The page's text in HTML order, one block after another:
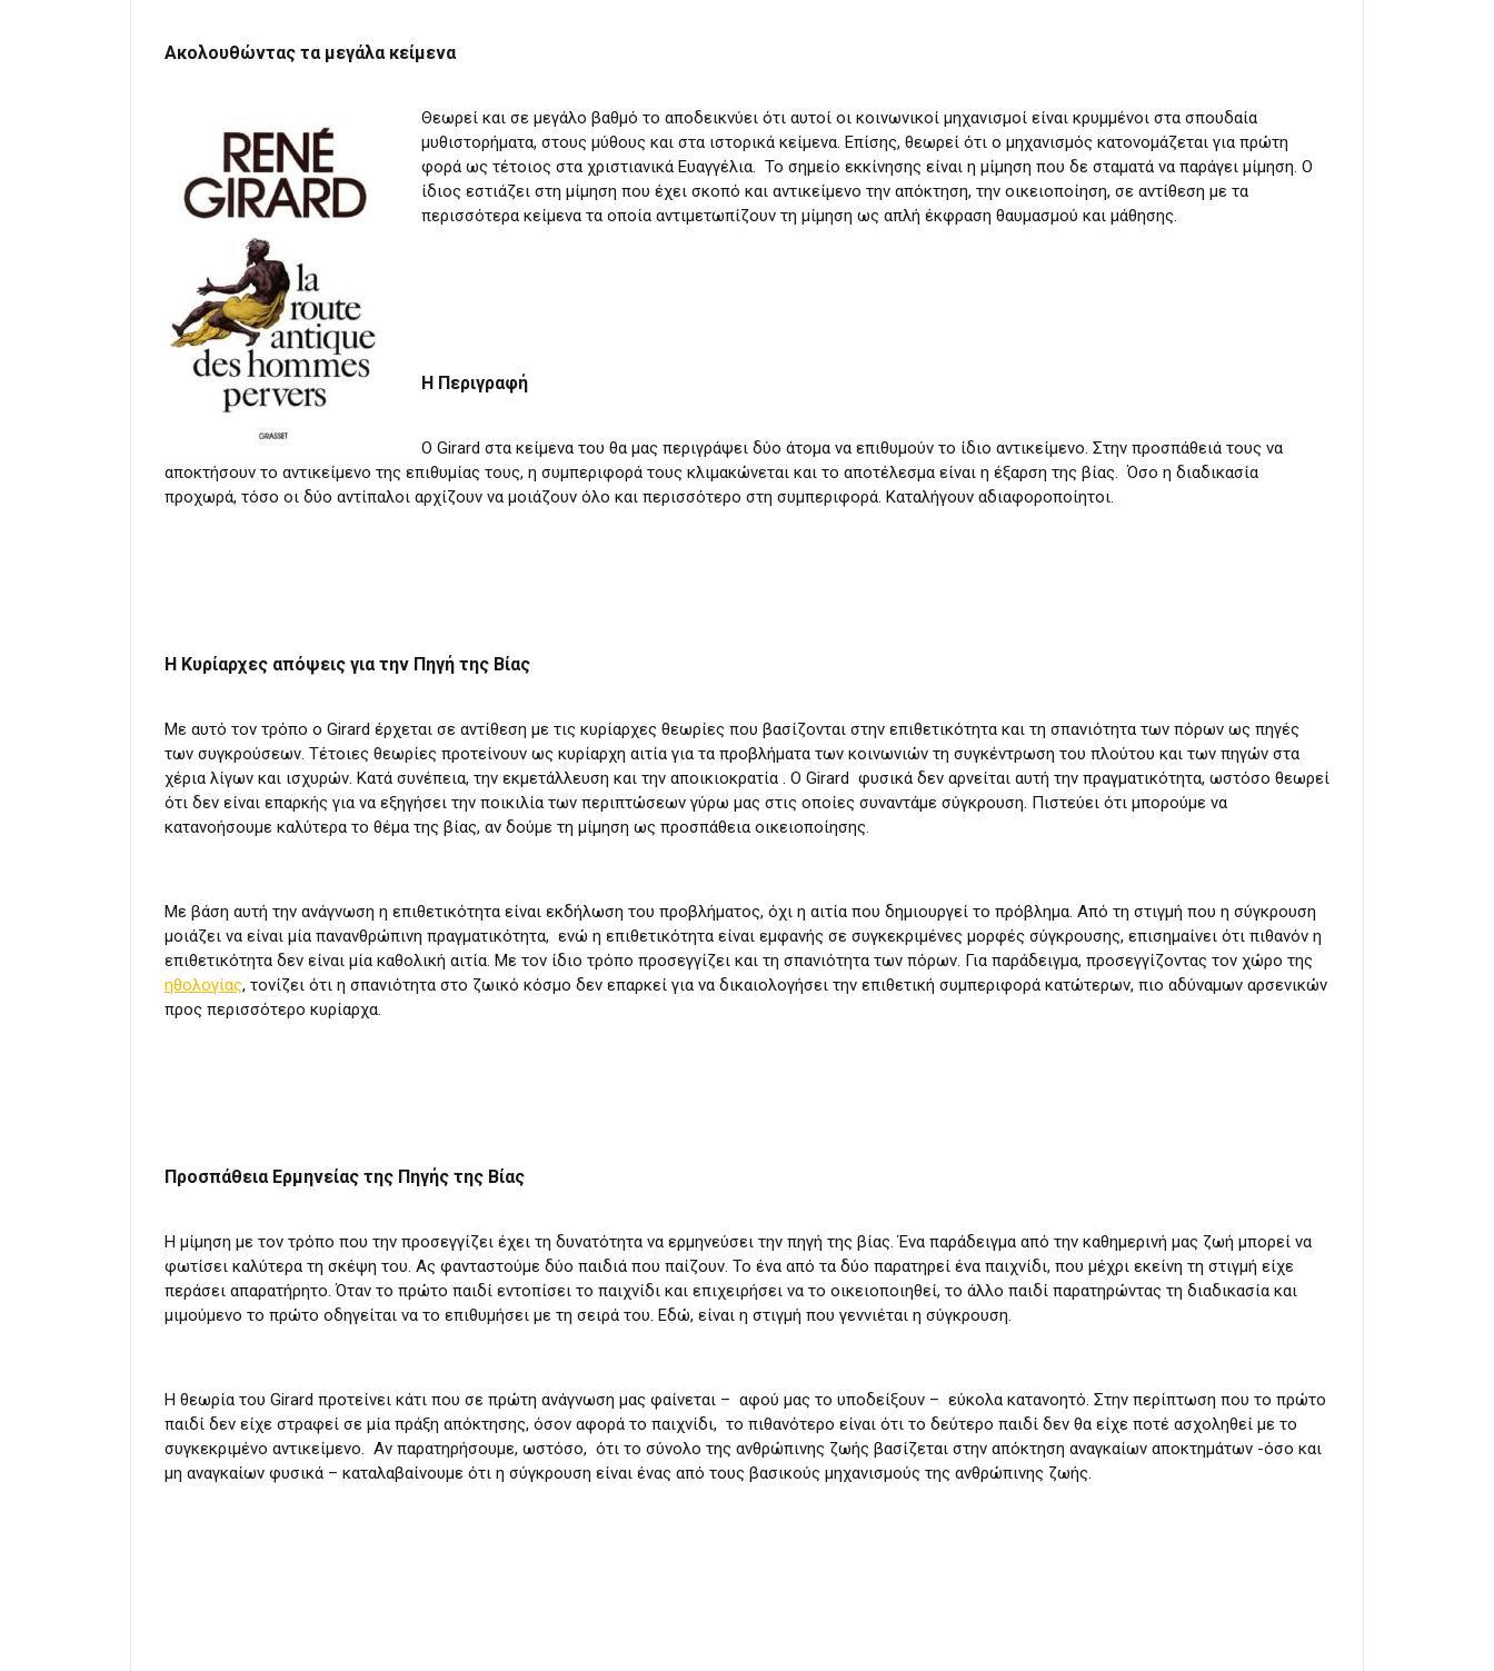
Ακολουθώντας τα μεγάλα κείμενα
Θεωρεί και σε μεγάλο βαθμό το αποδεικνύει ότι αυτοί οι κοινωνικοί μηχανισμοί είναι κρυμμένοι στα σπουδαία
μυθιστορήματα, στους μύθους και στα ιστορικά κείμενα. Επίσης, θεωρεί ότι ο μηχανισμός κατονομάζεται για πρώτη
φορά ως τέτοιος στα χριστιανικά Ευαγγέλια. Το σημείο εκκίνησης είναι η μίμηση που δε σταματά να παράγει μίμηση. Ο
ίδιος εστιάζει στη μίμηση που έχει σκοπό και αντικείμενο την απόκτηση, την οικειοποίηση, σε αντίθεση με τα
περισσότερα κείμενα τα οποία αντιμετωπίζουν τη μίμηση ως απλή έκφραση θαυμασμού και μάθησης.
Η Περιγραφή
Ο Girard στα κείμενα του θα μας περιγράψει δύο άτομα να επιθυμούν το ίδιο αντικείμενο. Στην προσπάθειά τους να
αποκτήσουν το αντικείμενο της επιθυμίας τους, η συμπεριφορά τους κλιμακώνεται και το αποτέλεσμα είναι η έξαρση της βίας. Όσο η διαδικασία
προχωρά, τόσο οι δύο αντίπαλοι αρχίζουν να μοιάζουν όλο και περισσότερο στη συμπεριφορά. Καταλήγουν αδιαφοροποίητοι.
Η Κυρίαρχες απόψεις για την Πηγή της Βίας
Με αυτό τον τρόπο ο Girard έρχεται σε αντίθεση με τις κυρίαρχες θεωρίες που βασίζονται στην επιθετικότητα και τη σπανιότητα των πόρων ως πηγές
των συγκρούσεων. Τέτοιες θεωρίες προτείνουν ως κυρίαρχη αιτία για τα προβλήματα των κοινωνιών τη συγκέντρωση του πλούτου και των πηγών στα
χέρια λίγων και ισχυρών. Κατά συνέπεια, την εκμετάλλευση και την αποικιοκρατία . Ο Girard φυσικά δεν αρνείται αυτή την πραγματικότητα, ωστόσο θεωρεί
ότι δεν είναι επαρκής για να εξηγήσει την ποικιλία των περιπτώσεων γύρω μας στις οποίες συναντάμε σύγκρουση. Πιστεύει ότι μπορούμε να
κατανοήσουμε καλύτερα το θέμα της βίας, αν δούμε τη μίμηση ως προσπάθεια οικειοποίησης.
Με βάση αυτή την ανάγνωση η επιθετικότητα είναι εκδήλωση του προβλήματος, όχι η αιτία που δημιουργεί το πρόβλημα. Από τη στιγμή που η σύγκρουση
μοιάζει να είναι μία πανανθρώπινη πραγματικότητα, ενώ η επιθετικότητα είναι εμφανής σε συγκεκριμένες μορφές σύγκρουσης, επισημαίνει ότι πιθανόν η
επιθετικότητα δεν είναι μία καθολική αιτία. Με τον ίδιο τρόπο προσεγγίζει και τη σπανιότητα των πόρων. Για παράδειγμα, προσεγγίζοντας τον χώρο της
ηθολογίας, τονίζει ότι η σπανιότητα στο ζωικό κόσμο δεν επαρκεί για να δικαιολογήσει την επιθετική συμπεριφορά κατώτερων, πιο αδύναμων αρσενικών
προς περισσότερο κυρίαρχα.
Προσπάθεια Ερμηνείας της Πηγής της Βίας
Η μίμηση με τον τρόπο που την προσεγγίζει έχει τη δυνατότητα να ερμηνεύσει την πηγή της βίας. Ένα παράδειγμα από την καθημερινή μας ζωή μπορεί να
φωτίσει καλύτερα τη σκέψη του. Ας φανταστούμε δύο παιδιά που παίζουν. Το ένα από τα δύο παρατηρεί ένα παιχνίδι, που μέχρι εκείνη τη στιγμή είχε
περάσει απαρατήρητο. Όταν το πρώτο παιδί εντοπίσει το παιχνίδι και επιχειρήσει να το οικειοποιηθεί, το άλλο παιδί παρατηρώντας τη διαδικασία και
μιμούμενο το πρώτο οδηγείται να το επιθυμήσει με τη σειρά του. Εδώ, είναι η στιγμή που γεννιέται η σύγκρουση.
Η θεωρία του Girard προτείνει κάτι που σε πρώτη ανάγνωση μας φαίνεται – αφού μας το υποδείξουν – εύκολα κατανοητό. Στην περίπτωση που το πρώτο
παιδί δεν είχε στραφεί σε μία πράξη απόκτησης, όσον αφορά το παιχνίδι, το πιθανότερο είναι ότι το δεύτερο παιδί δεν θα είχε ποτέ ασχοληθεί με το
συγκεκριμένο αντικείμενο. Αν παρατηρήσουμε, ωστόσο, ότι το σύνολο της ανθρώπινης ζωής βασίζεται στην απόκτηση αναγκαίων αποκτημάτων -όσο και
μη αναγκαίων φυσικά – καταλαβαίνουμε ότι η σύγκρουση είναι ένας από τους βασικούς μηχανισμούς της ανθρώπινης ζωής.